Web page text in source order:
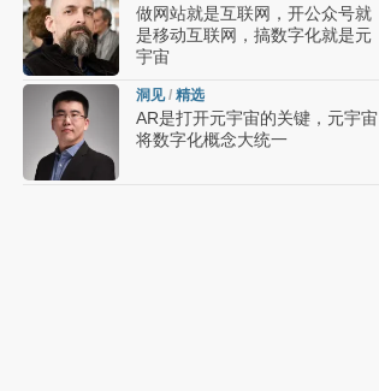
做网站就是互联网，开公众号就
是移动互联网，搞数字化就是元
宇宙
洞见/ 精选
AR是打开元宇宙的关键，元宇宙
将数字化概念大统一